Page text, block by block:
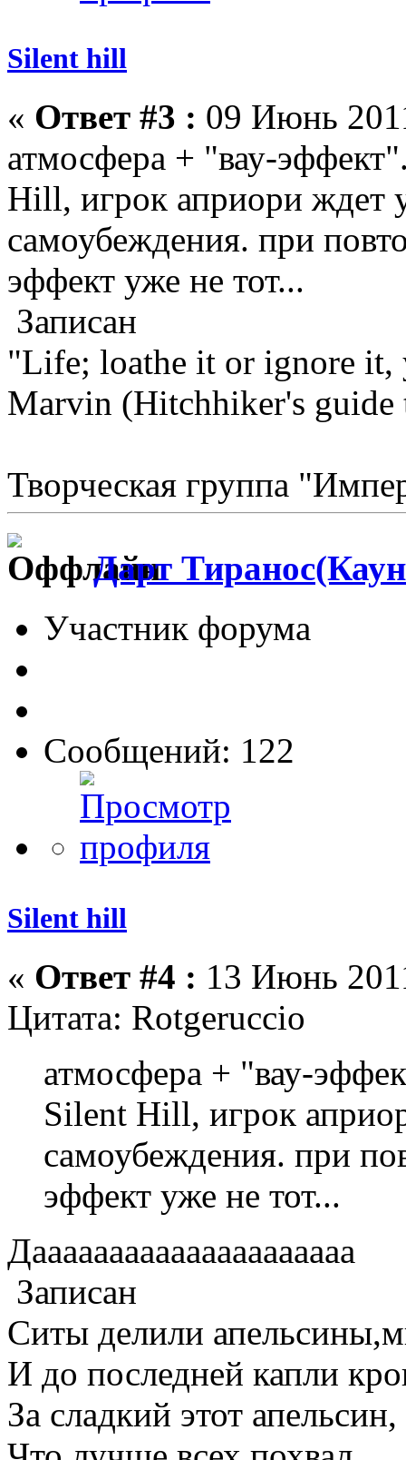
Silent hill
« Ответ #3 : 09 Июнь
атмосфера + "вау-
Hill, игрок априори ждет
самоубеждения. при
эффект уже не тот...
Записан
"Life; loathe it or ignore
Marvin (Hitchhiker's guide
Творческая группа
Дарт
Участник форума
Сообщений: 122
Silent hill
« Ответ #4 : 13 Июнь
Цитата: Rotgeruccio
атмосфера + "вау-
Silent Hill, игрок
самоубеждения. при
эффект уже не тот...
Дааааааааааааааааааааа
Записан
Ситы делили
И до последней капли
За сладкий этот апельсин,